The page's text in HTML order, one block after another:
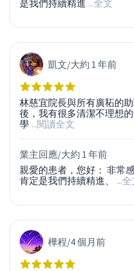
是我們持續精進 ...全文
凱文/大約 1 年前
林慈宜院長與所有廣䄷的
後，我有很多清潔不理想
學 ...閱讀全文
業主回應/大約 1 年前
親愛的患者，您好： 非常
肯定是我們持續精進、
...
樺程/4 個月前